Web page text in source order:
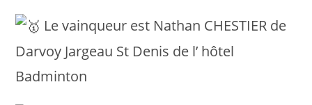
Le vainqueur est Nathan CHESTIER de
Darvoy Jargeau St Denis de l’ hôtel
Badminton